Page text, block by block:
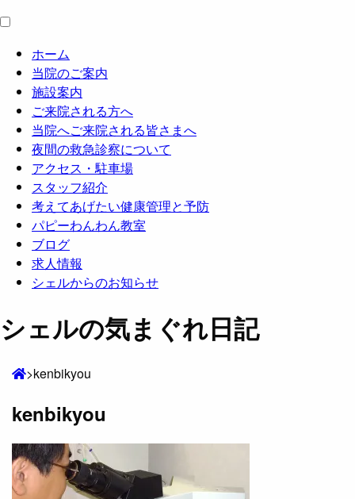
ホーム
当院のご案内
施設案内
ご来院される方へ
当院へご来院される皆さまへ
夜間の救急診察について
アクセス・駐車場
スタッフ紹介
考えてあげたい健康管理と予防
パピーわんわん教室
ブログ
求人情報
シェルからのお知らせ
シェルの気まぐれ日記
>kenbikyou
kenbikyou